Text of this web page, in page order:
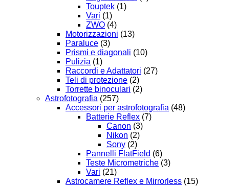
Touptek (1)
Vari (1)
ZWO (4)
Motorizzazioni (13)
Paraluce (3)
Prismi e diagonali (10)
Pulizia (1)
Raccordi e Adattatori (27)
Teli di protezione (2)
Torrette binoculari (2)
Astrofotografia (257)
Accessori per astrofotografia (48)
Batterie Reflex (7)
Canon (3)
Nikon (2)
Sony (2)
Pannelli FlatField (6)
Teste Micrometriche (3)
Vari (21)
Astrocamere Reflex e Mirrorless (15)